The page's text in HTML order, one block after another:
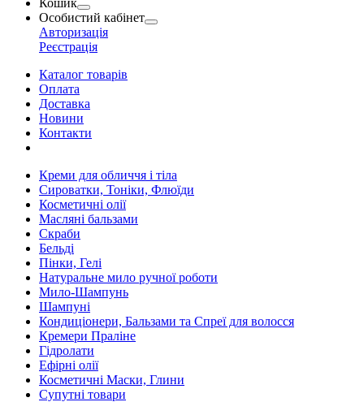
Кошик
Особистий кабінет
Авторизація
Реєстрація
Каталог товарів
Оплата
Доставка
Новини
Контакти
Креми для обличчя і тіла
Сироватки, Тоніки, Флюїди
Косметичні олії
Масляні бальзами
Скраби
Бельді
Пінки, Гелі
Натуральне мило ручної роботи
Мило-Шампунь
Шампуні
Кондиціонери, Бальзами та Спреї для волосся
Кремери Праліне
Гідролати
Ефірні олії
Косметичні Маски, Глини
Супутні товари